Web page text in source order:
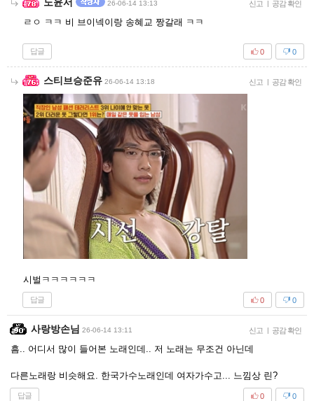
26-06-14 13:13 신고 | 공감 확인
ㄹㅇ ㅋㅋ 비 브이넥이랑 송혜교 짱갈래 ㅋㅋ
답글 0
0
스티브승준유 26-06-14 13:18 신고 | 공감 확인
시벌ㅋㅋㅋㅋㅋㅋ
답글 0
0
사랑방손님 26-06-14 13:11 신고 공감 확인
흠.. 어디서 많이 들어본 노래인데.. 저 노래는 무조건 아닌데
다른노래랑 비슷해요. 한국가수노래인데 여자가수고... 느낌상 린?
답글 0
0